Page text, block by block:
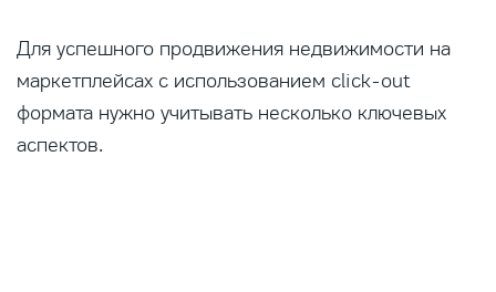
Для успешного продвижения недвижимости на
маркетплейсах с использованием click-out
формата нужно учитывать несколько ключевых
аспектов.